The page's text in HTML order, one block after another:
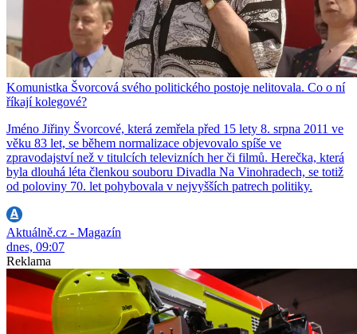
Komunistka Švorcová svého politického postoje nelitovala. Co o ní
říkají kolegové?
Jméno Jiřiny Švorcové, která zemřela před 15 lety 8. srpna 2011 ve
věku 83 let, se během normalizace objevovalo spíše ve
zpravodajství než v titulcích televizních her či filmů. Herečka, která
byla dlouhá léta členkou souboru Divadla Na Vinohradech, se totiž
od poloviny 70. let pohybovala v nejvyšších patrech politiky.
Aktuálně.cz - Magazín
dnes, 09:07
Reklama